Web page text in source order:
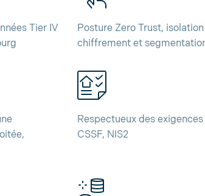
Tier IV
Posture Zero Trust,
chiffrement et
Respectueux des exigences
CSSF, NIS2